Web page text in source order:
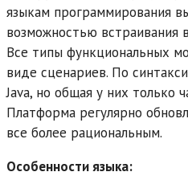
языкам программирования
возможностью встраивания
Все типы функциональных
виде сценариев. По
Java, но общая у них только
Платформа регулярно
все более рациональным.
Особенности языка: